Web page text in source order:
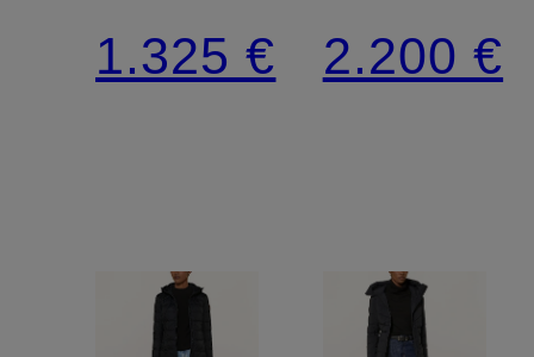
CYPRESS
1.325 € 2.200 €